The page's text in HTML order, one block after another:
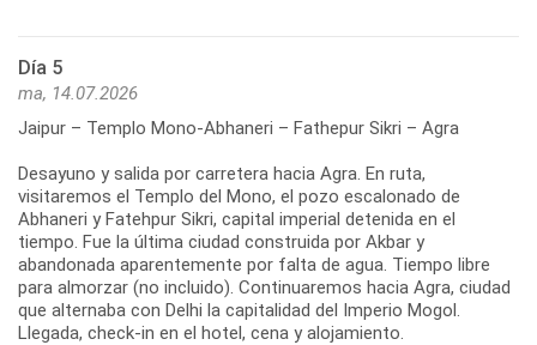
Día 5
ma, 14.07.2026
Jaipur – Templo Mono-Abhaneri – Fathepur Sikri – Agra
Desayuno y salida por carretera hacia Agra. En ruta,
visitaremos el Templo del Mono, el pozo escalonado de
Abhaneri y Fatehpur Sikri, capital imperial detenida en el
tiempo. Fue la última ciudad construida por Akbar y
abandonada aparentemente por falta de agua. Tiempo libre
para almorzar (no incluido). Continuaremos hacia Agra, ciudad
que alternaba con Delhi la capitalidad del Imperio Mogol.
Llegada, check-in en el hotel, cena y alojamiento.